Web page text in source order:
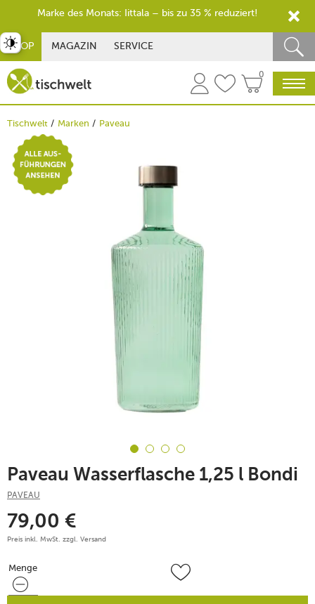
SHOP MAGAZIN SERVICE
0
Tischwelt Marken Paveau
Paveau Wasserflasche 1,25 l Bondi
PAVEAU
79,00 €
Preis inkl. MwSt. zzgl. Versand
Menge
Menge
umschalten
Marke des Monats: Iittala – bis zu 35 % reduziert!